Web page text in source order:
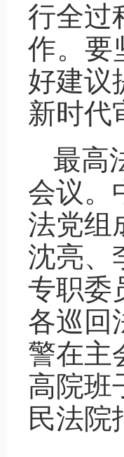
行全过
作。要
好建议
新时代
最高
会议。
法党组
沈亮、
专职委
各巡回
警在主
高院班
民法院